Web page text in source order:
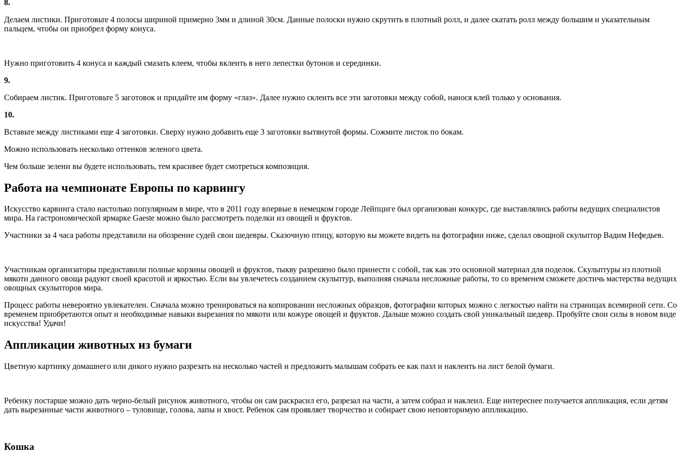
8.
Делаем листики. Приготовьте 4 полосы шириной примерно 3мм и длиной 30см. Данные полоски нужно скрутить в плотный ролл, и далее скатать ролл между большим и указательным
пальцем, чтобы он приобрел форму конуса.
Нужно приготовить 4 конуса и каждый смазать клеем, чтобы вклеить в него лепестки бутонов и серединки.
9.
Собираем листик. Приготовьте 5 заготовок и придайте им форму «глаз». Далее нужно склеить все эти заготовки между собой, нанося клей только у основания.
10.
Вставьте между листиками еще 4 заготовки. Сверху нужно добавить еще 3 заготовки вытянутой формы. Сожмите листок по бокам.
Можно использовать несколько оттенков зеленого цвета.
Чем больше зелени вы будете использовать, тем красивее будет смотреться композиция.
Работа на чемпионате Европы по карвингу
Искусство карвинга стало настолько популярным в мире, что в 2011 году впервые в немецком городе Лейпциге был организован конкурс, где выставлялись работы ведущих специалистов
мира. На гастрономической ярмарке Gaeste можно было рассмотреть поделки из овощей и фруктов.
Участники за 4 часа работы представили на обозрение судей свои шедевры. Сказочную птицу, которую вы можете видеть на фотографии ниже, сделал овощной скульптор Вадим Нефедьев.
Участникам организаторы предоставили полные корзины овощей и фруктов, тыкву разрешено было принести с собой, так как это основной материал для поделок. Скульптуры из плотной
мякоти данного овоща радуют своей красотой и яркостью. Если вы увлечетесь созданием скульптур, выполняя сначала несложные работы, то со временем сможете достичь мастерства ведущих
овощных скульпторов мира.
Процесс работы невероятно увлекателен. Сначала можно тренироваться на копировании несложных образцов, фотографии которых можно с легкостью найти на страницах всемирной сети. Со
временем приобретаются опыт и необходимые навыки вырезания по мякоти или кожуре овощей и фруктов. Дальше можно создать свой уникальный шедевр. Пробуйте свои силы в новом виде
искусства! Удачи!
Аппликации животных из бумаги
Цветную картинку домашнего или дикого нужно разрезать на несколько частей и предложить малышам собрать ее как пазл и наклеить на лист белой бумаги.
Ребенку постарше можно дать черно-белый рисунок животного, чтобы он сам раскрасил его, разрезал на части, а затем собрал и наклеил. Еще интереснее получается аппликация, если детям
дать вырезанные части животного – туловище, голова, лапы и хвост. Ребенок сам проявляет творчество и собирает свою неповторимую аппликацию.
Кошка